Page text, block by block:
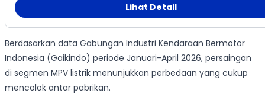
Lihat Detail
Berdasarkan data Gabungan Industri Kendaraan Bermotor
Indonesia (Gaikindo) periode Januari-April 2026, persaingan
di segmen MPV listrik menunjukkan perbedaan yang cukup
mencolok antar pabrikan.